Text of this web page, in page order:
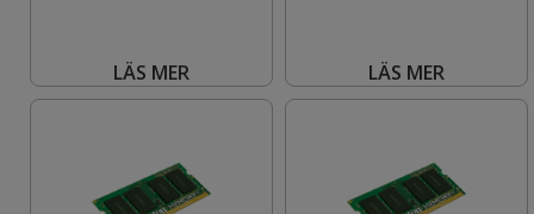
LÄS MER LÄS MER